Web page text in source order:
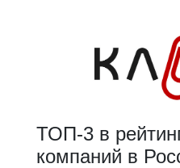
ТОП-3 в
компаний в